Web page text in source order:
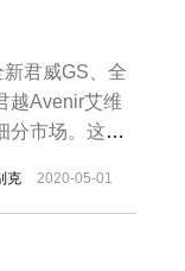
君威GS、全
越Avenir艾维
分市场。这些
豪华型，售
克 2020-05-01